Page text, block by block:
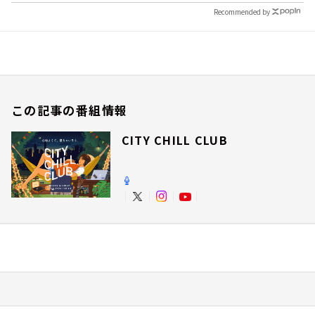
Recommended by
この記事の番組情報
CITY CHILL CLUB